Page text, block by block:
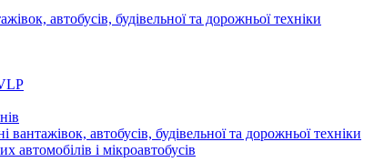
автобусів, будівельної та дорожньої техніки
автобусів, будівельної та дорожньої техніки
автомобілів і мікроавтобусів